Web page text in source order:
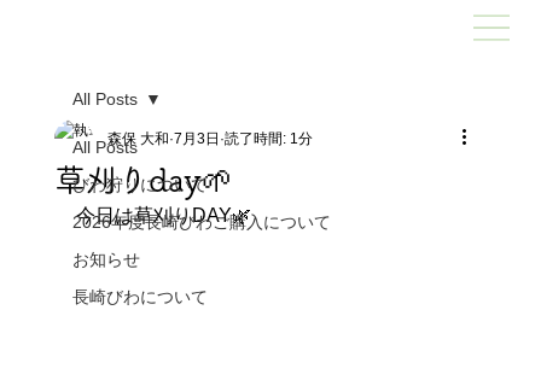
All Posts
びわ狩りについて
2026年度長崎びわご購入について
お知らせ
長崎びわについて
All Posts
草刈りday🌱
森保 大和 7月3日 読了時間: 1分
今日は草刈りDAY🌿